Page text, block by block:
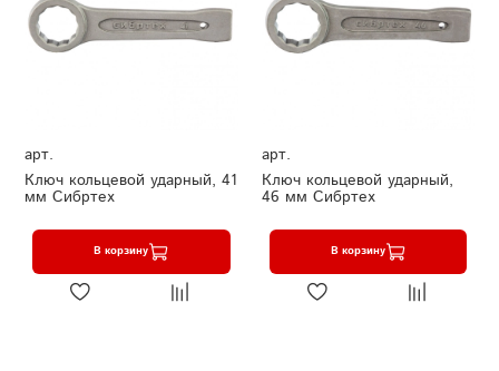
арт.
Ключ кольцевой ударный, 41
мм Сибртех
В корзину
арт.
Ключ кольцевой ударный,
46 мм Сибртех
В корзину